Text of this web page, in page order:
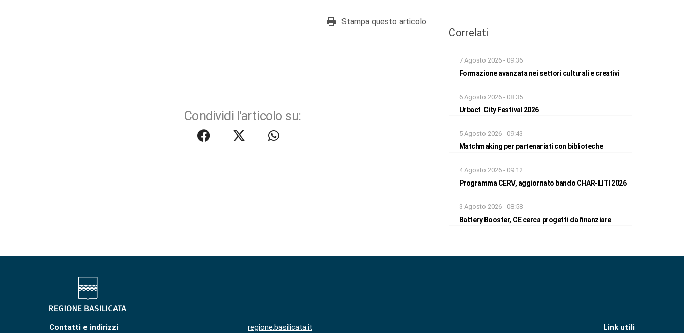
Stampa questo articolo
Condividi l'articolo su:
Correlati
7 Agosto 2026 - 09:36
Formazione avanzata nei settori culturali e creativi
6 Agosto 2026 - 08:35
Urbact City Festival 2026
5 Agosto 2026 - 09:43
Matchmaking per partenariati con biblioteche
4 Agosto 2026 - 09:12
Programma CERV, aggiornato bando CHAR-LITI 2026
3 Agosto 2026 - 08:58
Battery Booster, CE cerca progetti da finanziare
Contatti e indirizzi regione.basilicata.it Link utili